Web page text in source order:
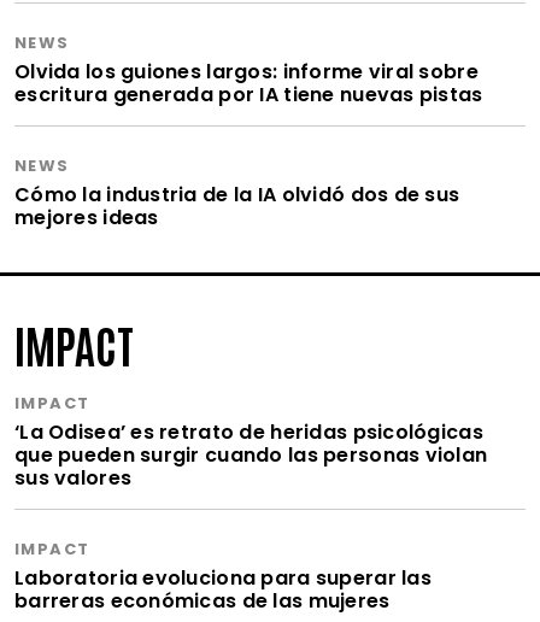
NEWS
Olvida los guiones largos: informe viral sobre
escritura generada por IA tiene nuevas pistas
NEWS
Cómo la industria de la IA olvidó dos de sus
mejores ideas
IMPACT
IMPACT
‘La Odisea’ es retrato de heridas psicológicas
que pueden surgir cuando las personas violan
sus valores
IMPACT
Laboratoria evoluciona para superar las
barreras económicas de las mujeres